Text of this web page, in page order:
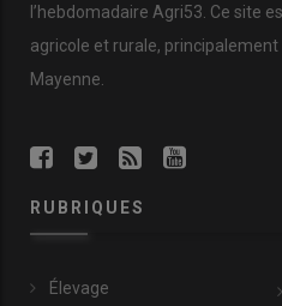
l’hebdomadaire Agri53. Ce site
agricole et rurale,
Mayenne.
RUBRIQUES
Élevage